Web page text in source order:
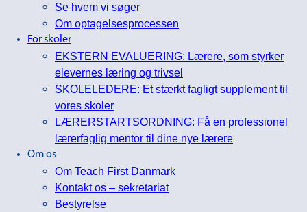
Se hvem vi søger
Om optagelsesprocessen
For skoler
EKSTERN EVALUERING: Lærere, som styrker
elevernes læring og trivsel
SKOLELEDERE: Et stærkt fagligt supplement til
vores skoler
LÆRERSTARTSORDNING: Få en professionel
lærerfaglig mentor til dine nye lærere
Om os
Om Teach First Danmark
Kontakt os – sekretariat
Bestyrelse